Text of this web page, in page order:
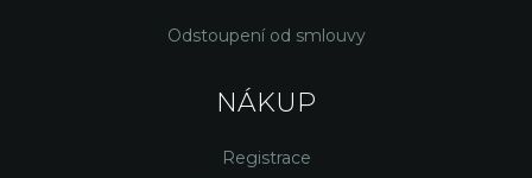
Odstoupení od smlouvy
NÁKUP
Registrace